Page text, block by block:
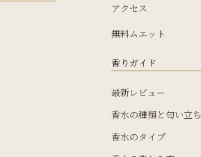
アクセス
無料ムエット
香りガイド
最新レビュー
香水の種類と匂い立ち
香水のタイプ